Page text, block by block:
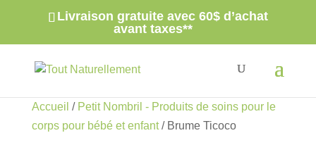
Livraison gratuite avec 60$ d’achat
avant taxes**
Accueil / Petit Nombril - Produits de soins pour le
corps pour bébé et enfant/ Brume Ticoco